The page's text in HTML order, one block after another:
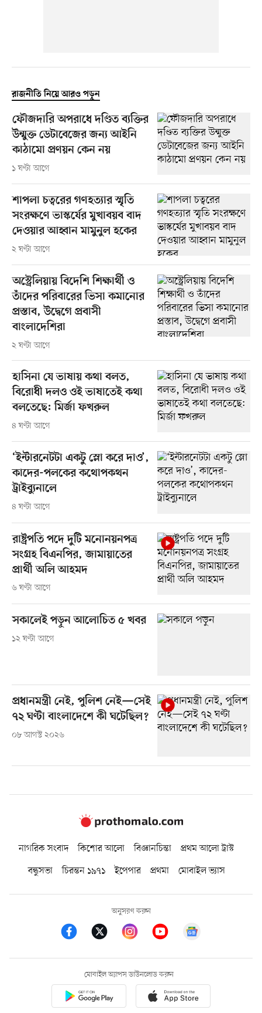
রাজনীতি নিয়ে আরও পড়ুন
ফৌজদারি অপরাধে দণ্ডিত ব্যক্তির
উন্মুক্ত ডেটাবেজের জন্য আইনি
কাঠামো প্রণয়ন কেন নয়
১ ঘণ্টা আগে
শাপলা চত্বরের গণহত্যার স্মৃতি
সংরক্ষণে ভাস্কর্যের মুখাবয়ব বাদ
দেওয়ার আহ্বান মামুনুল হকের
২ ঘণ্টা আগে
অস্ট্রেলিয়ায় বিদেশি শিক্ষার্থী ও
তাঁদের পরিবারের ভিসা কমানোর
প্রস্তাব, উদ্বেগে প্রবাসী
বাংলাদেশিরা
২ ঘণ্টা আগে
হাসিনা যে ভাষায় কথা বলত,
বিরোধী দলও ওই ভাষাতেই কথা
বলতেছে: মির্জা ফখরুল
৪ ঘণ্টা আগে
‘ইন্টারনেটটা একটু স্লো করে দাও’,
কাদের-পলকের কথোপকথন
ট্রাইব্যুনালে
৪ ঘণ্টা আগে
রাষ্ট্রপতি পদে দুটি মনোনয়নপত্র
সংগ্রহ বিএনপির, জামায়াতের
প্রার্থী অলি আহমদ
৬ ঘণ্টা আগে
সকালেই পড়ুন আলোচিত ৫ খবর
১২ ঘণ্টা আগে
প্রধানমন্ত্রী নেই, পুলিশ নেই—সেই
৭২ ঘণ্টা বাংলাদেশে কী ঘটেছিল?
০৮ আগস্ট ২০২৬
নাগরিক সংবাদ কিশোর আলো বিজ্ঞানচিন্তা
প্রথম আলো ট্রাস্ট
বন্ধুসভা
চিরন্তন ১৯৭১ ইপেপার প্রথমা মোবাইল ভ্যাস
অনুসরণ করুন
মোবাইল অ্যাপস ডাউনলোড করুন